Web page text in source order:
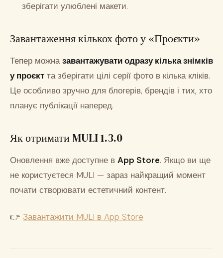
зберігати улюблені макети.
Завантаження кількох фото у «Проєкти»
Тепер можназавантажувати одразу кілька знімків
у проєкт та зберігати цілі серії фото в кілька кліків.
Це особливо зручно для блогерів, брендів і тих, хто
планує публікації наперед.
Як отримати MULI 1.3.0
Оновлення вже доступне в App Store. Якщо ви ще
не користуєтеся MULI — зараз найкращий момент
почати створювати естетичний контент.
👉 Завантажити MULI в App Store